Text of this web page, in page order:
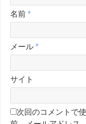
名前 *
メール *
サイト
次回のコメントで